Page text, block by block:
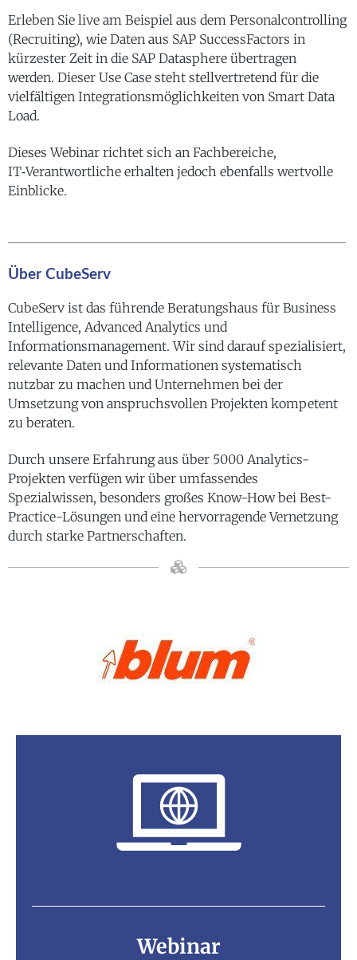
Erleben Sie live am Beispiel aus dem Personalcontrolling
(Recruiting), wie Daten aus SAP SuccessFactors in
kürzester Zeit in die SAP Datasphere übertragen
werden. Dieser Use Case steht stellvertretend für die
vielfältigen Integrationsmöglichkeiten von Smart Data
Load.
Dieses Webinar richtet sich an Fachbereiche,
IT‑Verantwortliche erhalten jedoch ebenfalls wertvolle
Einblicke.
Über CubeServ
CubeServ ist das führende Beratungshaus für Business
Intelligence, Advanced Analytics und
Informationsmanagement. Wir sind darauf spezialisiert,
relevante Daten und Informationen systematisch
nutzbar zu machen und Unternehmen bei der
Umsetzung von anspruchsvollen Projekten kompetent
zu beraten.
Durch unsere Erfahrung aus über 5000 Analytics-
Projekten verfügen wir über umfassendes
Spezialwissen, besonders großes Know-How bei Best-
Practice-Lösungen und eine hervorragende Vernetzung
durch starke Partnerschaften.
Webinar